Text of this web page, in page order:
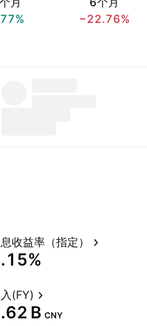
−22.76%
收益率（指定）
(FY)
B‬ CNY